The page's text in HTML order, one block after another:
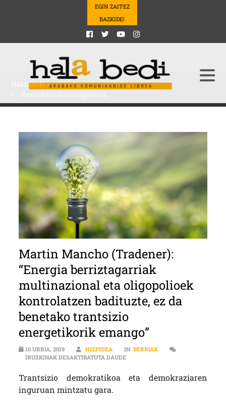
EGIN ZAITEZ
BAZKIDE!
Hala Bedi>
Martin Mancho (Tradener):
“Energia berriztagarriak
multinazional eta oligopolioek
kontrolatzen badituzte, ez da
benetako trantsizio
energetikorik emango”
10 URRIA, 2019 HIZPIDEA IN BERRIAK
IRUZKINAK DESAKTIBATUTA DAUDEMARTIN MANCHO (TRADENER):
Trantsizio demokratikoa eta demokraziaren
inguruan mintzatu gara.